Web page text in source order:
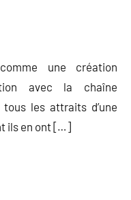
une création
avec la chaîne
tous les attraits d’une
ils en ont […]